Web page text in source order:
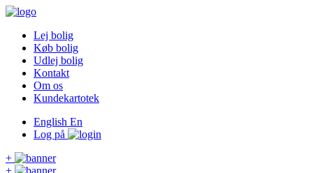
Lej bolig
Køb bolig
Udlej bolig
Kontakt
Om os
Kundekartotek
English En
Log på
+
+